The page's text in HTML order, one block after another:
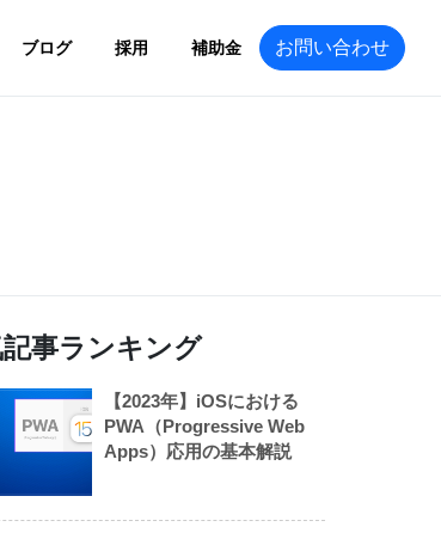
ブログ 採用 補助金 お問い合わせ
記事ランキング
【2023年】iOSにおける
PWA（Progressive Web
Apps）応用の基本解説